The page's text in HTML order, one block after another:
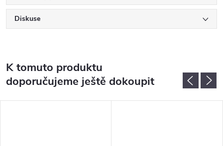
Diskuse
K tomuto produktu
doporučujeme ještě dokoupit